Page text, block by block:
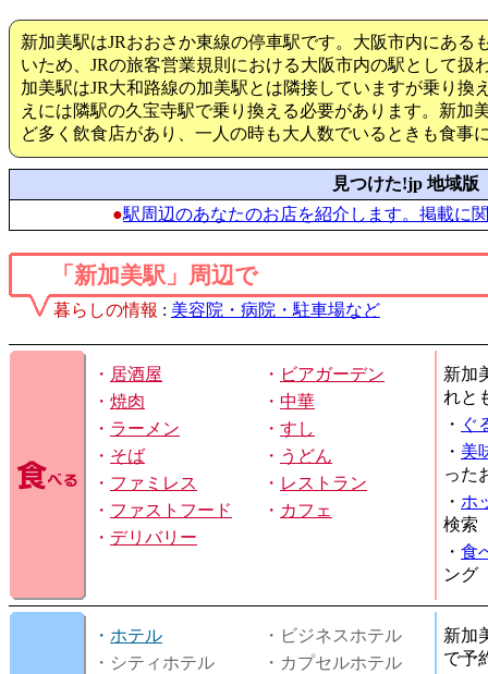
新加美駅はJRおおさか東線の停車駅です。大阪市内にある
いため、JRの旅客営業規則における大阪市内の駅として扱
加美駅はJR大和路線の加美駅とは隣接していますが乗り換
えには隣駅の久宝寺駅で乗り換える必要があります。新加
ど多く飲食店があり、一人の時も大人数でいるときも食事
見つけた!jp 地域版
●駅周辺のあなたのお店を紹介します。掲載に
「新加美駅」周辺で
暮らしの情報 : 美容院・病院・駐車場など
・ 居酒屋 ・ ビアガーデン
・ 焼肉 ・ 中華
・ ラーメン ・ すし
・ そば ・ うどん
・ ファミレス ・ レストラン
・ ファストフード ・ カフェ
・ デリバリー
新加
れと
・ ぐ
・ 美
った
・ ホ
検索
・ 食
ング
・ ホテル
・ビジネスホテル
・シティホテル
・カプセルホテル
新加
で予